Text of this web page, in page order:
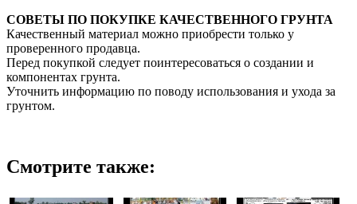
СОВЕТЫ ПО ПОКУПКЕ КАЧЕСТВЕННОГО ГРУНТА
Качественный материал можно приобрести только у
проверенного продавца.
Перед покупкой следует поинтересоваться о создании и
компонентах грунта.
Уточнить информацию по поводу использования и ухода за
грунтом.
Смотрите также: